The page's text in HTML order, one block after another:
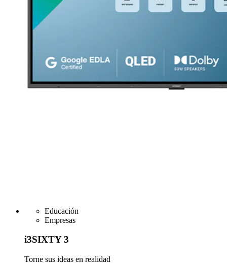
Educación
Empresas
i3SIXTY 3
Torne sus ideas en realidad